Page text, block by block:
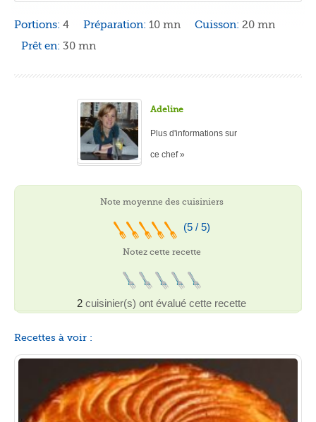
Portions: 4 Préparation: 10 mn Cuisson: 20 mn
Prêt en: 30 mn
Adeline
Plus d'informations sur
ce chef »
Note moyenne des cuisiniers
(5 / 5)
Notez cette recette
2 cuisinier(s) ont évalué cette recette
Recettes à voir :